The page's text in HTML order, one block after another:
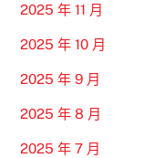
2025 年 11 月
2025 年 10 月
2025 年 9 月
2025 年 8 月
2025 年 7 月